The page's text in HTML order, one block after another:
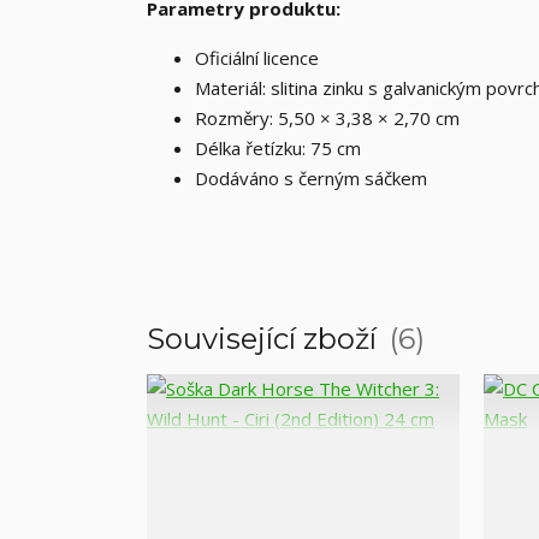
Parametry produktu:
Oficiální licence
Materiál: slitina zinku s galvanickým
Rozměry: 5,50 × 3,38 × 2,70 cm
Délka řetízku: 75 cm
Dodáváno s černým sáčkem
Související zboží 6